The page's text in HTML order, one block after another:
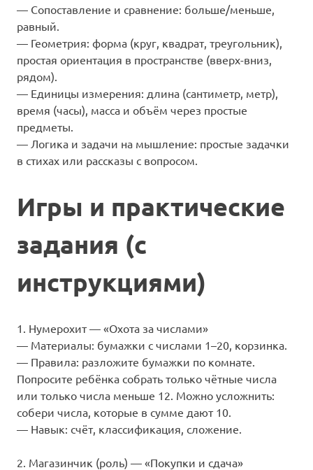
— Сопоставление и сравнение: больше/меньше,
равный.
— Геометрия: форма (круг, квадрат, треугольник),
простая ориентация в пространстве (вверх-вниз,
рядом).
— Единицы измерения: длина (сантиметр, метр),
время (часы), масса и объём через простые
предметы.
— Логика и задачи на мышление: простые задачки
в стихах или рассказы с вопросом.
Игры и практические
задания (с
инструкциями)
1. Нумерохит — «Охота за числами»
— Материалы: бумажки с числами 1–20, корзинка.
— Правила: разложите бумажки по комнате.
Попросите ребёнка собрать только чётные числа
или только числа меньше 12. Можно усложнить:
собери числа, которые в сумме дают 10.
— Навык: счёт, классификация, сложение.
2. Магазинчик (роль) — «Покупки и сдача»